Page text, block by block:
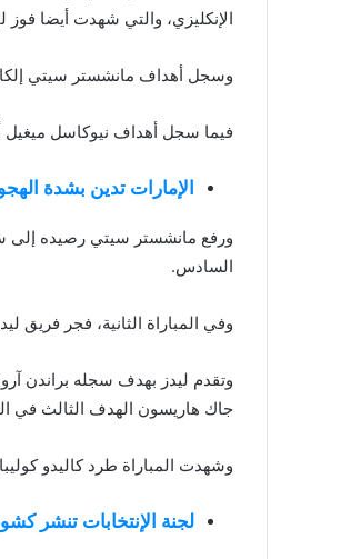
الإنكليزي، والتي شهدت أيضا فوز ليدز على تشيلسي 3 / صفر
وسجل أهداف مانشستر سيتي إلكاي
فيما سجل أهداف نيوكاسل ميغيل
الإمارات تدين بشدة
ورفع مانشستر سيتي رصيده إلى
السادس.
وفي المباراة الثانية، فجر فريق
جاك هاريسون الهدف الثالث في
وشهدت المباراة طرد كاليدو
لجنة الإنتخابات تنشر